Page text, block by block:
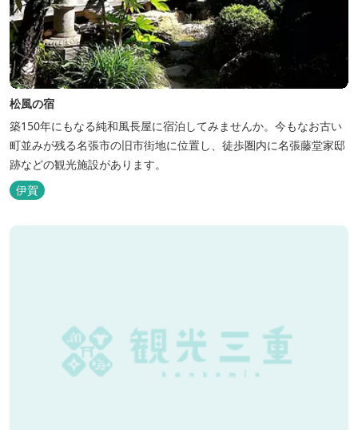
松風の宿
築150年にもなる純和風長屋に宿泊してみませんか。今もなお古い
町並みが残る名張市の旧市街地に位置し、徒歩圏内に名張藤堂家邸
跡などの観光施設があります。
伊賀